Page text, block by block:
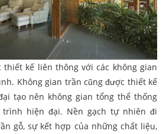
thiết kế liên thông với các không gian
Không gian trần cũng được thiết kế
tạo nên không gian tổng thể thống
trình hiện đại. Nền gạch tự nhiên đi
gỗ, sự kết hợp của những chất liệu,